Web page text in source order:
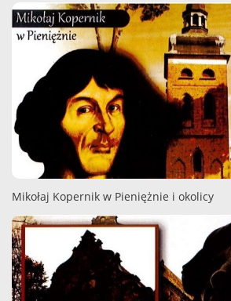
Mikołaj Kopernik w Pieniężnie i okolicy